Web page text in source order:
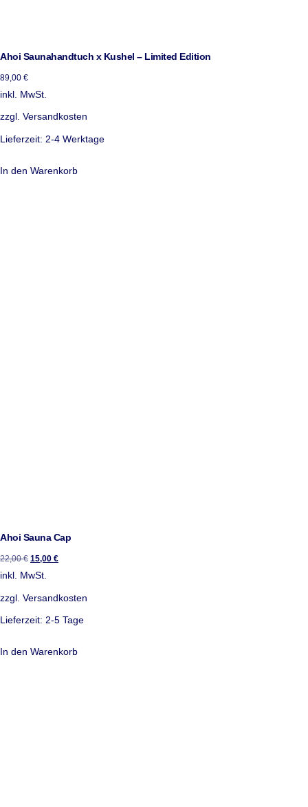
Ahoi Saunahandtuch x Kushel – Limited Edition
89,00 €
inkl. MwSt.
zzgl. Versandkosten
Lieferzeit: 2-4 Werktage
In den Warenkorb
Ahoi Sauna Cap
22,00€ 15,00 €
inkl. MwSt.
zzgl. Versandkosten
Lieferzeit: 2-5 Tage
In den Warenkorb